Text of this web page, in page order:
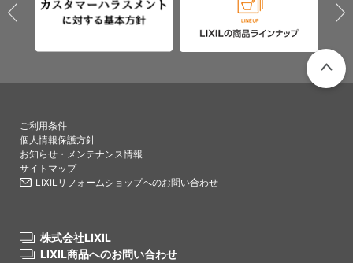
ご利用条件
個人情報保護方針
お知らせ・メンテナンス情報
サイトマップ
LIXILリフォームショップへのお問い合わせ
株式会社LIXIL
LIXIL商品へのお問い合わせ